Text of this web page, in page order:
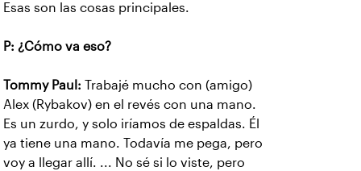
Esas son las cosas principales.
P: ¿Cómo va eso?
Tommy Paul: Trabajé mucho con (amigo)
Alex (Rybakov) en el revés con una mano.
Es un zurdo, y solo iríamos de espaldas. Él
ya tiene una mano. Todavía me pega, pero
voy a llegar allí. ... No sé si lo viste, pero